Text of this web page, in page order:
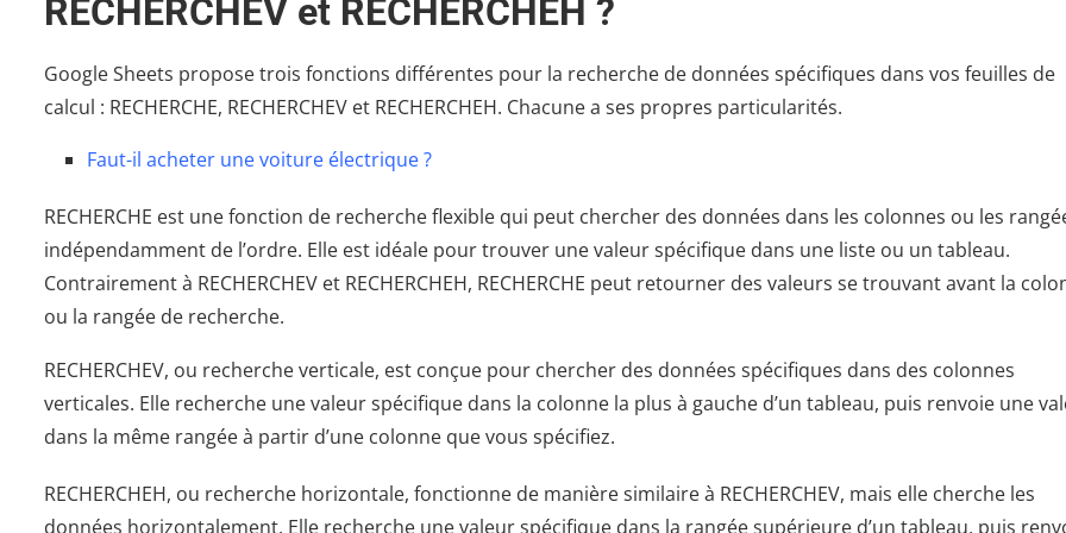
RECHERCHEV et RECHERCHEH ?
Google Sheets propose trois fonctions différentes pour la recherche de données spécifiques dans vos feuilles de
calcul : RECHERCHE, RECHERCHEV et RECHERCHEH. Chacune a ses propres particularités.
Faut-il acheter une voiture électrique ?
RECHERCHE est une fonction de recherche flexible qui peut chercher des données dans les colonnes ou les
indépendamment de l’ordre. Elle est idéale pour trouver une valeur spécifique dans une liste ou un tableau.
Contrairement à RECHERCHEV et RECHERCHEH, RECHERCHE peut retourner des valeurs se trouvant avant la
ou la rangée de recherche.
RECHERCHEV, ou recherche verticale, est conçue pour chercher des données spécifiques dans des colonnes
verticales. Elle recherche une valeur spécifique dans la colonne la plus à gauche d’un tableau, puis renvoie une
dans la même rangée à partir d’une colonne que vous spécifiez.
RECHERCHEH, ou recherche horizontale, fonctionne de manière similaire à RECHERCHEV, mais elle cherche les
données horizontalement. Elle recherche une valeur spécifique dans la rangée supérieure d’un tableau, puis